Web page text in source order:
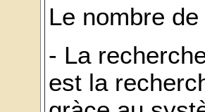
Le nombre
- La
est la